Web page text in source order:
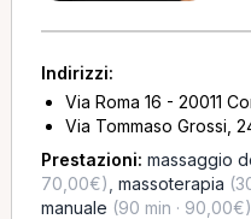
Indirizzi:
Via Roma 16 - 20011
Via Tommaso Grossi,
Prestazioni: massaggio
70,00€) massoterapia
manuale (90 min · 90,00€)